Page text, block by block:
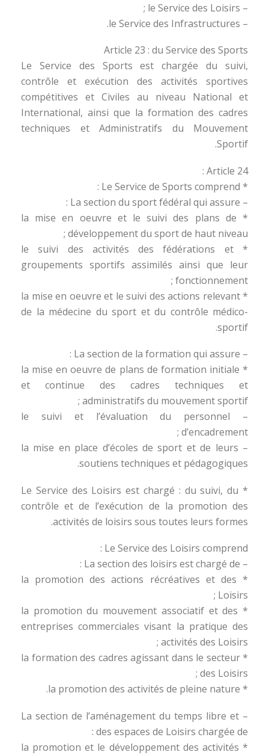
– le Service des Loisirs ;
– le Service des Infrastructures.
Article 23 : du Service des Sports
Le Service des Sports est chargée du suivi,
contrôle et exécution des activités sportives
compétitives et Civiles au niveau National et
International, ainsi que la formation des cadres
techniques et Administratifs du Mouvement
Sportif.
Article 24 :
* Le Service de Sports comprend :
– La section du sport fédéral qui assure :
* la mise en oeuvre et le suivi des plans de
développement du sport de haut niveau ;
* le suivi des activités des fédérations et
groupements sportifs assimilés ainsi que leur
fonctionnement ;
* la mise en oeuvre et le suivi des actions relevant
de la médecine du sport et du contrôle médico-
sportif.
– La section de la formation qui assure :
* la mise en oeuvre de plans de formation initiale
et continue des cadres techniques et
administratifs du mouvement sportif ;
– le suivi et l’évaluation du personnel
d’encadrement ;
– la mise en place d’écoles de sport et de leurs
soutiens techniques et pédagogiques.
* Le Service des Loisirs est chargé : du suivi, du
contrôle et de l’exécution de la promotion des
activités de loisirs sous toutes leurs formes.
Le Service des Loisirs comprend :
– La section des loisirs est chargé de :
* la promotion des actions récréatives et des
Loisirs ;
* la promotion du mouvement associatif et des
entreprises commerciales visant la pratique des
activités des Loisirs ;
* la formation des cadres agissant dans le secteur
des Loisirs ;
* la promotion des activités de pleine nature.
– La section de l’aménagement du temps libre et
des espaces de Loisirs chargée de :
* la promotion et le développement des activités